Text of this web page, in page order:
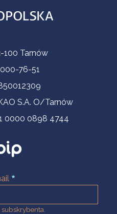
100 Tarnów
76-51
S.A. O/Tarnów
0000 0898 4744